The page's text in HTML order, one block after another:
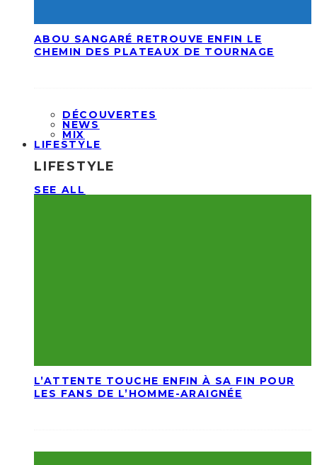
ABOU SANGARÉ RETROUVE ENFIN LE
CHEMIN DES PLATEAUX DE TOURNAGE
DÉCOUVERTES
NEWS
MIX
LIFESTYLE
LIFESTYLE
SEE ALL
L’ATTENTE TOUCHE ENFIN À SA FIN POUR
LES FANS DE L’HOMME-ARAIGNÉE